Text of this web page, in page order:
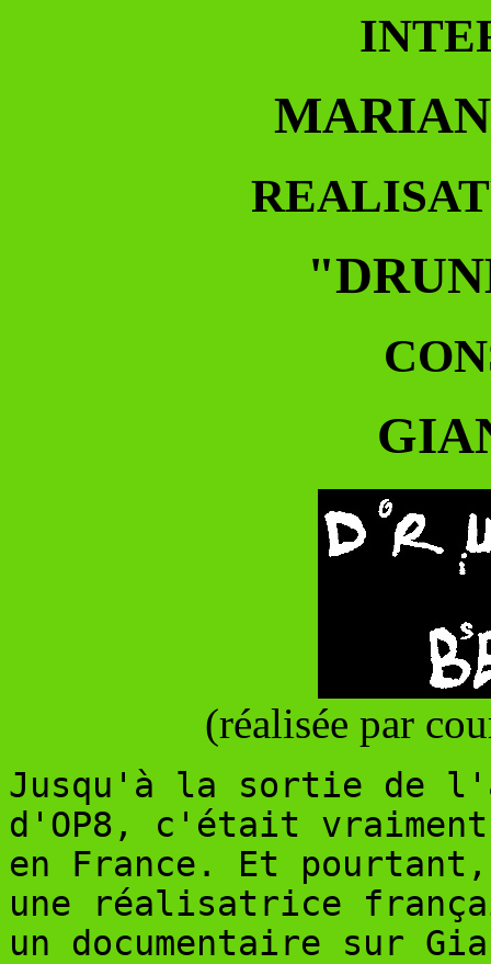
(réalisée par
Jusqu'à la sortie de
d'OP8, c'était
en France. Et
une réalisatrice
un documentaire sur